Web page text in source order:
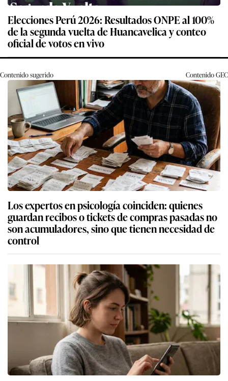
Elecciones Perú 2026: Resultados ONPE al 100%
de la segunda vuelta de Huancavelica y conteo
oficial de votos en vivo
Contenido sugerido ContenidoGEC
Los expertos en psicología coinciden: quienes
guardan recibos o tickets de compras pasadas no
son acumuladores, sino que tienen necesidad de
control